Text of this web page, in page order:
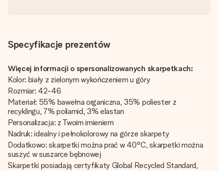
Specyfikacje prezentów
Więcej informacji o spersonalizowanych skarpetkach:
Kolor: biały z zielonym wykończeniem u góry
Rozmiar: 42-46
Materiał: 55% bawełna organiczna, 35% poliester z
recyklingu, 7% poliamid, 3% elastan
Personalizacja: z Twoim imieniem
Nadruk: idealny i pełnokolorowy na górze skarpety
Dodatkowo: skarpetki można prać w 40°C, skarpetki można
suszyć w suszarce bębnowej
Skarpetki posiadają certyfikaty Global Recycled Standard,